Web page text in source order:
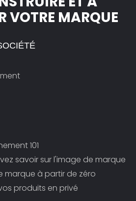
VOTRE MARQUE
101
savoir sur l'image de marque
marque à partir de zéro
produits en privé